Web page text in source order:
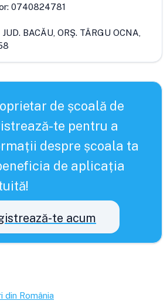
0740824781
JUD. BACĂU, ORŞ. TÂRGU OCNA,
de școală de
te pentru a
despre școala ta
de aplicația
te acum
România